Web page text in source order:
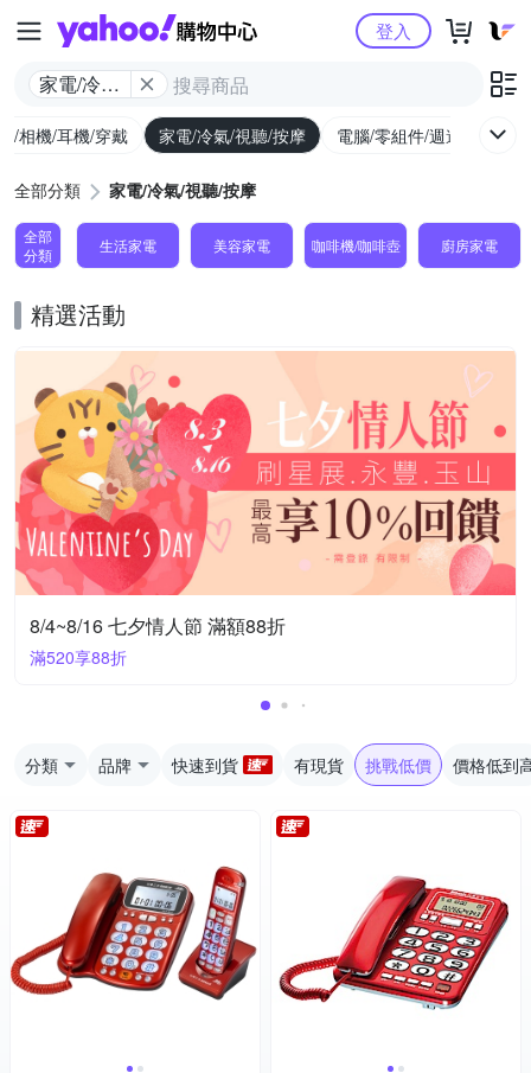
Yahoo購物中心
家電/冷氣/
登入
/相機/耳機/穿戴 家電/冷氣/視聽/按摩 電腦/零組件/週邊/遊戲
全部分類 家電/冷氣/視聽/按摩
全部
分類
生活家電 美容家電 咖啡機/咖啡壺 廚房家電
精選活動
8/4~8/16 七夕情人節 滿額88折
滿520享88折
分類 品牌 快速到貨 有現貨 挑戰低價 價格低到